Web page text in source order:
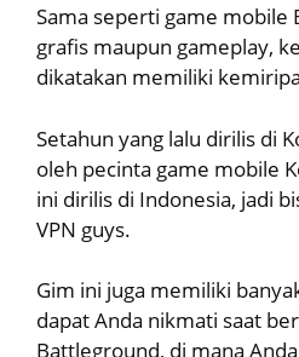
Sama seperti game mobile
grafis maupun gameplay,
dikatakan memiliki
Setahun yang lalu dirilis di
oleh pecinta game mobile
ini dirilis di Indonesia, jadi
VPN guys.
Gim ini juga memiliki
dapat Anda nikmati saat
Battleground, di mana